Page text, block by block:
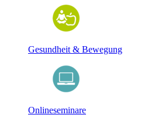
Gesundheit & Bewegung
Onlineseminare